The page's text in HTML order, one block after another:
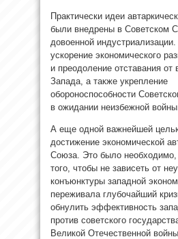
Практически идеи
были внедрены в Советском
довоенной
ускорение экономического
и преодоление отставания
Запада, а также укрепление
обороноспособности
в ожидании неизбежной войны.
А еще одной важнейшей
достижение экономической
Союза. Это было
того, чтобы не зависеть от
конъюнктуры западной
переживала глубочайший
обнулить эффективность
против советского
Великой Отечественной войны